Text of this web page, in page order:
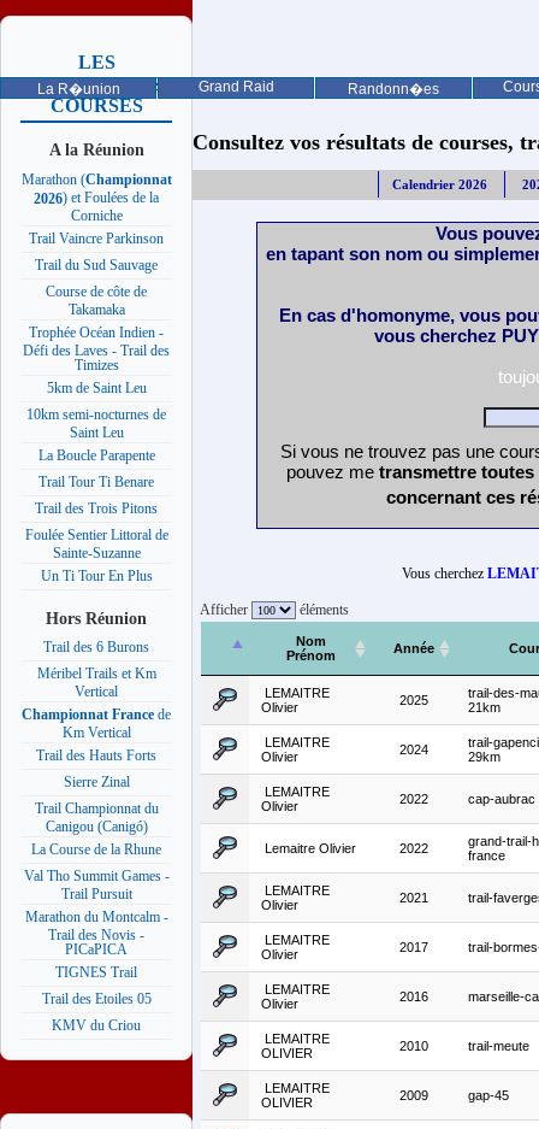
La R�union Grand Raid Randonn�es
LES
PROCHAINES
COURSES
A la Réunion
Marathon (Championnat
2026) et Foulées de la
Corniche
Trail Vaincre Parkinson
Trail du Sud Sauvage
Course de côte de
Takamaka
Trophée Océan Indien -
Défi des Laves - Trail des
Timizes
5km de Saint Leu
10km semi-nocturnes de
Saint Leu
La Boucle Parapente
Trail Tour Ti Benare
Trail des Trois Pitons
Foulée Sentier Littoral de
Sainte-Suzanne
Un Ti Tour En Plus
Hors Réunion
Trail des 6 Burons
Méribel Trails et Km
Vertical
Championnat France de
Km Vertical
Trail des Hauts Forts
Sierre Zinal
Trail Championnat du
Canigou (Canigó)
La Course de la Rhune
Val Tho Summit Games -
Trail Pursuit
Marathon du Montcalm -
Trail des Novis -
PICaPICA
TIGNES Trail
Trail des Etoiles 05
KMV du Criou
Consultez vos résultats de courses,
Calendrier 2026
Vous
en tapant son nom ou
En cas d'homonyme, vous
vous cherchez
Si vous ne trouvez pas une
pouvez me transmettre
concernant ces
Vous cherchez
Afficher éléments
Nom
Prénom
Année
LEMAITRE
Olivier
2025
trail-des-
21km
LEMAITRE
Olivier
2024
trail-
29km
LEMAITRE
Olivier
2022 cap-aubrac
Lemaitre Olivier 2022
grand-trail-
france
LEMAITRE
Olivier
2021 trail-
LEMAITRE
Olivier
2017 trail-
LEMAITRE
Olivier
2016 marseille-
LEMAITRE
OLIVIER
2010 trail-meute
LEMAITRE
OLIVIER
2009 gap-45